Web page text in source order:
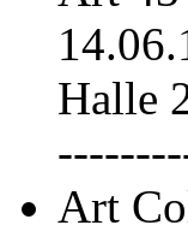
Halle
Art